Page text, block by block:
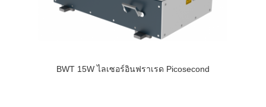
BWT 15W ไลเซอร์อินฟราเรด Picosecond